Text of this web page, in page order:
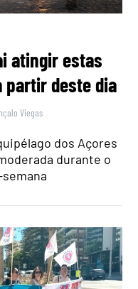
atingir estas
partir deste dia
Viegas
dos Açores
durante o